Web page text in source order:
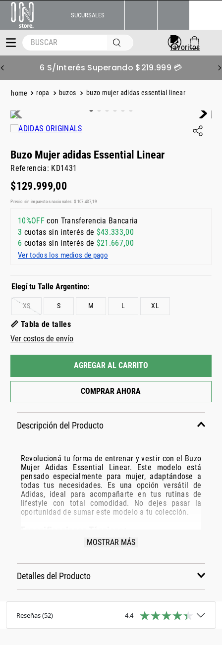
SUCURSALES
BUSCAR
6 S/Interés Superando $219.999 💳
ropa buzos buzo mujer adidas essential linear
Buzo Mujer adidas Essential Linear
Referencia: KD1431
$129.999,00
Precio sin impuestos nacionales: $ 107 437,19
10%OFFcon Transferencia Bancaria
3 cuotas sin interés de $43.333,00
6 cuotas sin interés de $21 .667,00
Ver todos los medios de pago
S M L XL
XS
📏 Tabla de talles
Ver costos de envío
AGREGAR AL CARRITO
COMPRAR AHORA
Descripción del Producto
Revolucioná tu forma de entrenar y vestir con el Buzo
Mujer Adidas Essential Linear. Este modelo está
pensado especialmente para mujer, adaptándose a
todas tus necesidades. Es una opción versátil de
Adidas, ideal para acompañarte en tus rutinas de
lifestyle con total comodidad. No dejes pasar la
oportunidad de sumar este modelo a tu colección.
Grupo: indumentaria
MOSTRAR MÁS
Detalles del Producto
Reseñas(52) 4.4